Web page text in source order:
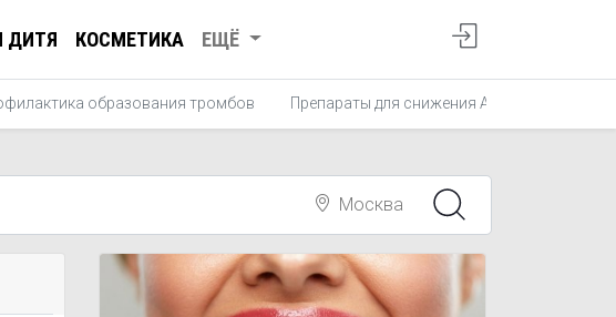
ДИТЯ КОСМЕТИКА ЕЩЁ
образования тромбов Препараты для снижения АД
Москва